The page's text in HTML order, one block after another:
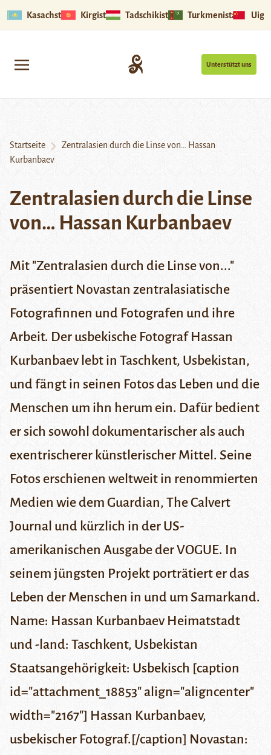
Kasachstan Kirgistan Tadschikistan Turkmenistan
Unterstützt uns
Startseite
Zentralasien durch die Linse von… Hassan
Kurbanbaev
Zentralasien durch die Linse
von… Hassan Kurbanbaev
Mit "Zentralasien durch die Linse von..."
präsentiert Novastan zentralasiatische
Fotografinnen und Fotografen und ihre
Arbeit. Der usbekische Fotograf Hassan
Kurbanbaev lebt in Taschkent, Usbekistan,
und fängt in seinen Fotos das Leben und die
Menschen um ihn herum ein. Dafür bedient
er sich sowohl dokumentarischer als auch
exentrischerer künstlerischer Mittel. Seine
Fotos erschienen weltweit in renommierten
Medien wie dem Guardian, The Calvert
Journal und kürzlich in der US-
amerikanischen Ausgabe der VOGUE. In
seinem jüngsten Projekt porträtiert er das
Leben der Menschen in und um Samarkand.
Name: Hassan Kurbanbaev Heimatstadt
und -land: Taschkent, Usbekistan
Staatsangehörigkeit: Usbekisch [caption
id="attachment_18853" align="aligncenter"
width="2167"] Hassan Kurbanbaev,
usbekischer Fotograf.[/caption] Novastan: